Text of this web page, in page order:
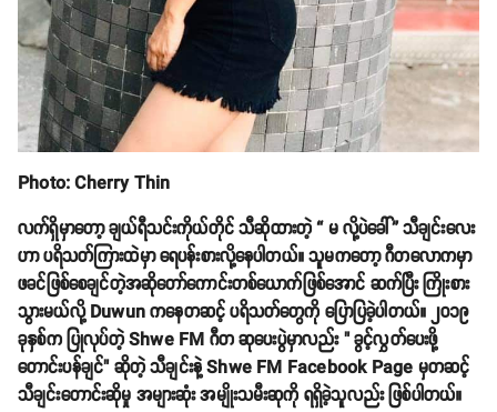
Photo: Cherry Thin
လက်ရှိမှာတော့ ချယ်ရီသင်းကိုယ်တိုင် သီဆိုထားတဲ့ “ မ လို့ပဲခေါ်” သီချင်းလေး
ဟာ ပရိသတ်ကြားထဲမှာ ရေပန်းစားလို့နေပါတယ်။ သူမကတော့ ဂီတလောကမှာ
ဖခင်ဖြစ်စေချင်တဲ့အဆိုတော်ကောင်းတစ်ယောက်ဖြစ်အောင် ဆက်ပြီး ကြိုးစား
သွားမယ်လို့ Duwun ကနေတဆင့် ပရိသတ်တွေကို ပြောပြခဲ့ပါတယ်။ ၂၀၁၉
ခုနှစ်က ပြုလုပ်တဲ့ Shwe FM ဂီတ ဆုပေးပွဲမှာလည်း " ခွင့်လွှတ်ပေးဖို့
တောင်းပန်ချင်" ဆိုတဲ့ သီချင်းနဲ့ Shwe FM Facebook Page မှတဆင့်
သီချင်းတောင်းဆိုမှု အများဆုံး အမျိုးသမီးဆုကို ရရှိခဲ့သူလည်း ဖြစ်ပါတယ်။